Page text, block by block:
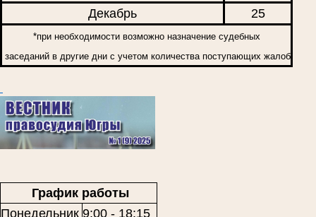
Декабрь 25
*при необходимости возможно назначение судебных
заседаний в другие дни с учетом количества поступающих жалоб
График работы
Понедельник 9:00 - 18:15